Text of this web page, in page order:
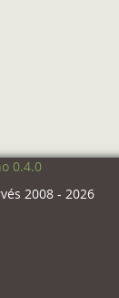
0.4.0
2008 - 2026